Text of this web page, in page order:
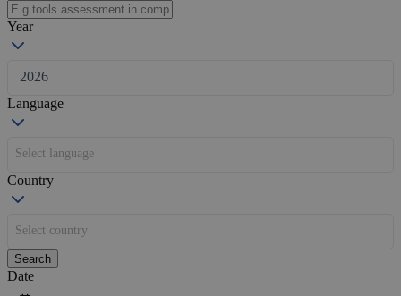
Year
2026
Language
Select language
Country
Select country
Search
Date